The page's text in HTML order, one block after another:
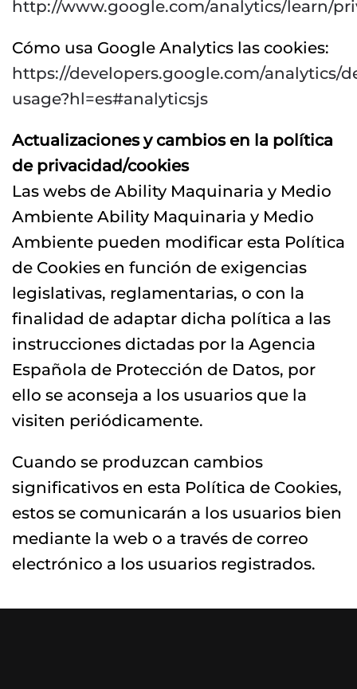
http://www.google.com/analytics/learn/
Cómo usa Google Analytics las cookies:
https://developers.google.com/analytics/
usage?hl=es#analyticsjs
Actualizaciones y cambios en la política
de privacidad/cookies
Las webs de Ability Maquinaria y Medio
Ambiente Ability Maquinaria y Medio
Ambiente pueden modificar esta Política
de Cookies en función de exigencias
legislativas, reglamentarias, o con la
finalidad de adaptar dicha política a las
instrucciones dictadas por la Agencia
Española de Protección de Datos, por
ello se aconseja a los usuarios que la
visiten periódicamente.
Cuando se produzcan cambios
significativos en esta Política de Cookies,
estos se comunicarán a los usuarios bien
mediante la web o a través de correo
electrónico a los usuarios registrados.